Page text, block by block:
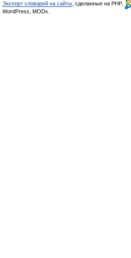
Экспорт словарей на сайты , сделанные на PHP,
WordPress, MODx.